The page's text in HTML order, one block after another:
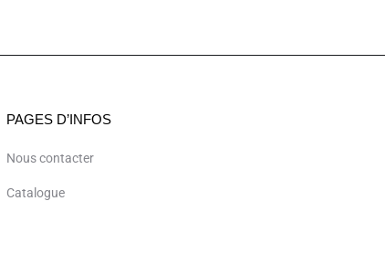
PAGES D’INFOS
Nous contacter
Catalogue